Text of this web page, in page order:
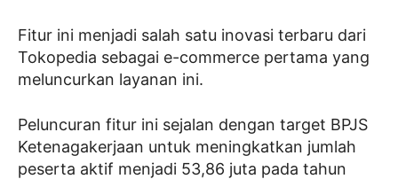
Fitur ini menjadi salah satu inovasi terbaru dari
Tokopedia sebagai e-commerce pertama yang
meluncurkan layanan ini.
Peluncuran fitur ini sejalan dengan target BPJS
Ketenagakerjaan untuk meningkatkan jumlah
peserta aktif menjadi 53,86 juta pada tahun